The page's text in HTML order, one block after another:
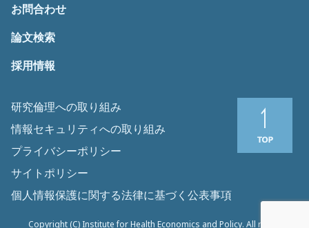
お問合わせ
論文検索
採用情報
研究倫理への取り組み
情報セキュリティへの取り組み
プライバシーポリシー
サイトポリシー
個人情報保護に関する法律に基づく公表事項
Copyright (C) Institute for Health Economics and Policy. All rights